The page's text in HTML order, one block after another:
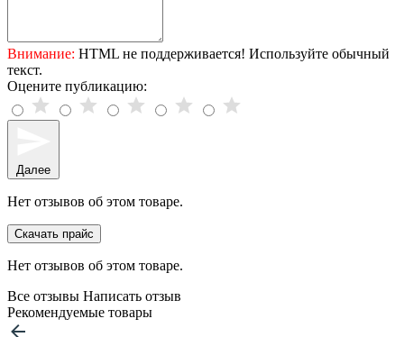
Внимание: HTML не поддерживается! Используйте обычный
текст.
Оцените публикацию:
Далее
Нет отзывов об этом товаре.
Скачать прайс
Нет отзывов об этом товаре.
Все отзывы Написать отзыв
Рекомендуемые товары